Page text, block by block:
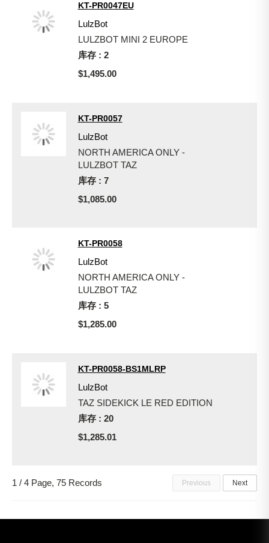
KT-PR0047EU
LulzBot
LULZBOT MINI 2 EUROPE
库存 : 2
$1,495.00
KT-PR0057
LulzBot
NORTH AMERICA ONLY -
LULZBOT TAZ
库存 : 7
$1,085.00
KT-PR0058
LulzBot
NORTH AMERICA ONLY -
LULZBOT TAZ
库存 : 5
$1,285.00
KT-PR0058-BS1MLRP
LulzBot
TAZ SIDEKICK LE RED EDITION
库存 : 20
$1,285.01
1 / 4 Page, 75 Records Previous Next